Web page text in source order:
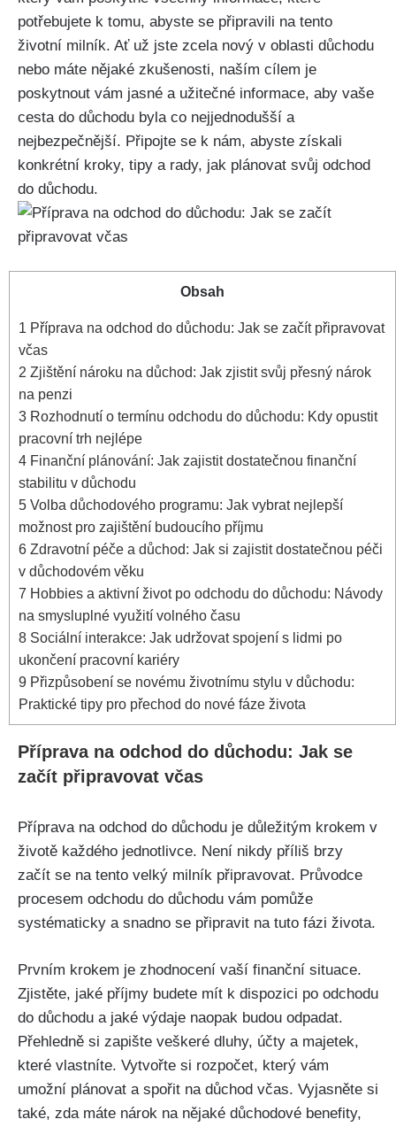
potřebujete k tomu, abyste se připravili na tento
životní milník. Ať už jste zcela nový v oblasti důchodu
nebo máte nějaké zkušenosti, naším cílem je
poskytnout vám jasné a užitečné informace, aby vaše
cesta do důchodu byla co nejjednodušší a
nejbezpečnější. Připojte se k nám, abyste získali
konkrétní kroky, tipy a rady, jak plánovat svůj odchod
do důchodu.
Obsah
1 Příprava na odchod do důchodu: Jak se začít připravovat
včas
2 Zjištění nároku na důchod: Jak zjistit svůj přesný nárok
na penzi
3 Rozhodnutí o termínu odchodu do důchodu: Kdy opustit
pracovní trh nejlépe
4 Finanční plánování: Jak zajistit dostatečnou finanční
stabilitu v důchodu
5 Volba důchodového programu: Jak vybrat nejlepší
možnost pro zajištění budoucího příjmu
6 Zdravotní péče a důchod: Jak si zajistit dostatečnou péči
v důchodovém věku
7 Hobbies a aktivní život po odchodu do důchodu: Návody
na smysluplné využití volného času
8 Sociální interakce: Jak udržovat spojení s lidmi po
ukončení pracovní kariéry
9 Přizpůsobení se novému životnímu stylu v důchodu:
Praktické tipy pro přechod do nové fáze života
Příprava na odchod do důchodu: Jak se
začít připravovat včas
Příprava na odchod do důchodu je důležitým krokem v
životě každého jednotlivce. Není nikdy příliš brzy
začít se na tento velký milník připravovat. Průvodce
procesem odchodu do důchodu vám pomůže
systématicky a snadno se připravit na tuto fázi života.
Prvním krokem je zhodnocení vaší finanční situace.
Zjistěte, jaké příjmy budete mít k dispozici po odchodu
do důchodu a jaké výdaje naopak budou odpadat.
Přehledně si zapište veškeré dluhy, účty a majetek,
které vlastníte. Vytvořte si rozpočet, který vám
umožní plánovat a spořit na důchod včas. Vyjasněte si
také, zda máte nárok na nějaké důchodové benefity,